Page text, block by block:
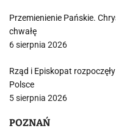
Przemienienie Pańskie.
chwałę
6 sierpnia 2026
Rząd i Episkopat
Polsce
5 sierpnia 2026
POZNAŃ